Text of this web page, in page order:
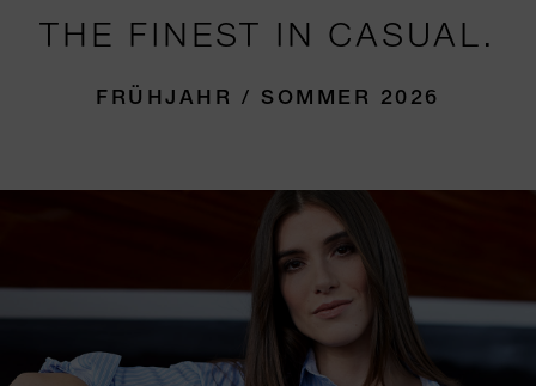
THE FINEST IN CASUAL.
FRÜHJAHR / SOMMER 2026